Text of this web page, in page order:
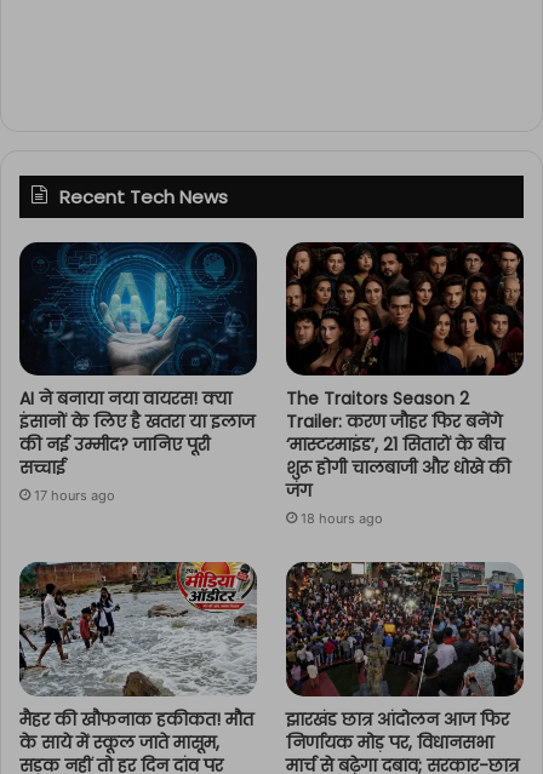
Recent Tech News
AI ने बनाया नया वायरस! क्या
इंसानों के लिए है खतरा या इलाज
की नई उम्मीद? जानिए पूरी
सच्चाई
17 hours ago
The Traitors Season 2
Trailer: करण जौहर फिर बनेंगे
‘मास्टरमाइंड’, 21 सितारों के बीच
शुरू होगी चालबाजी और धोखे की
जंग
18 hours ago
मैहर की खौफनाक हकीकत! मौत
के साये में स्कूल जाते मासूम,
सड़क नहीं तो हर दिन दांव पर
झारखंड छात्र आंदोलन आज फिर
निर्णायक मोड़ पर, विधानसभा
मार्च से बढ़ेगा दबाव; सरकार-छात्र